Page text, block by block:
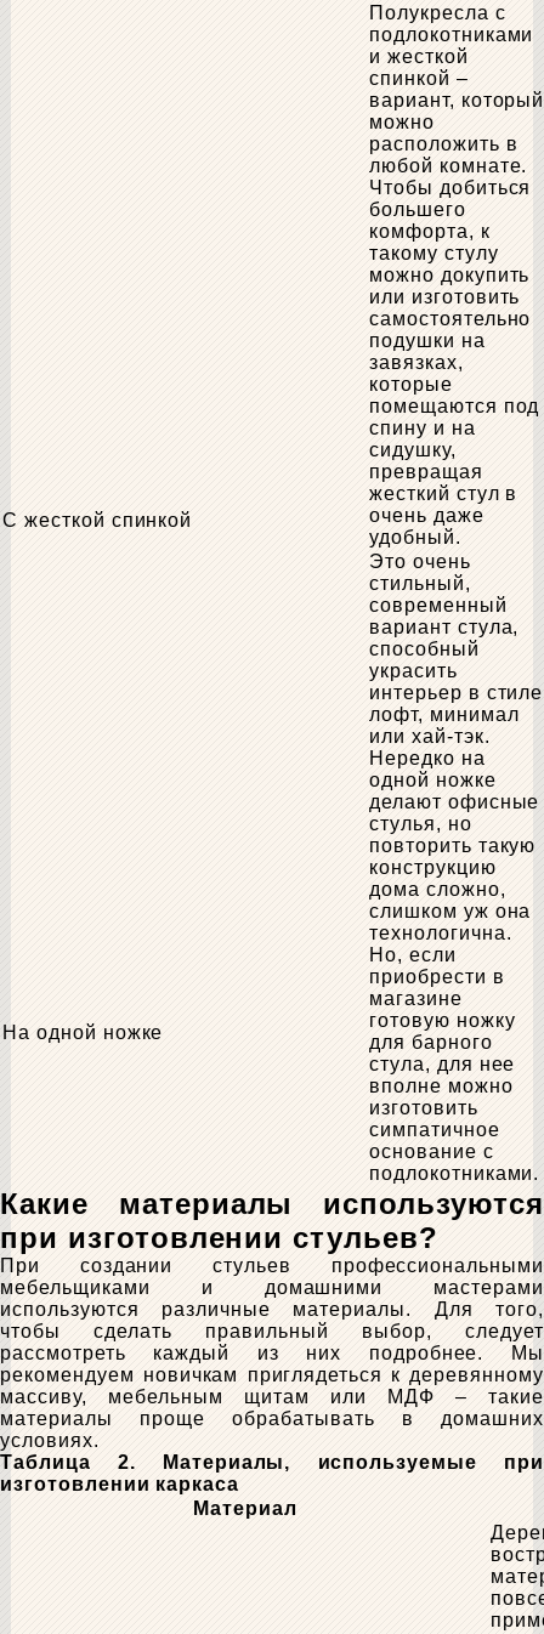
С жесткой спинкой
Полукресла с
подлокотниками
и жесткой
спинкой –
вариант, который
можно
расположить в
любой комнате.
Чтобы добиться
большего
комфорта, к
такому стулу
можно докупить
или изготовить
самостоятельно
подушки на
завязках,
которые
помещаются под
спину и на
сидушку,
превращая
жесткий стул в
очень даже
удобный.
На одной ножке
Это очень
стильный,
современный
вариант стула,
способный
украсить
интерьер в стиле
лофт, минимал
или хай-тэк.
Нередко на
одной ножке
делают офисные
стулья, но
повторить такую
конструкцию
дома сложно,
слишком уж она
технологична.
Но, если
приобрести в
магазине
готовую ножку
для барного
стула, для нее
вполне можно
изготовить
симпатичное
основание с
подлокотниками.
Какие материалы используются
при изготовлении стульев?
При создании стульев профессиональными
мебельщиками и домашними мастерами
используются различные материалы. Для того,
чтобы сделать правильный выбор, следует
рассмотреть каждый из них подробнее. Мы
рекомендуем новичкам приглядеться к деревянному
массиву, мебельным щитам или МДФ – такие
материалы проще обрабатывать в домашних
условиях.
Таблица 2. Материалы, используемые при
изготовлении каркаса
Материал